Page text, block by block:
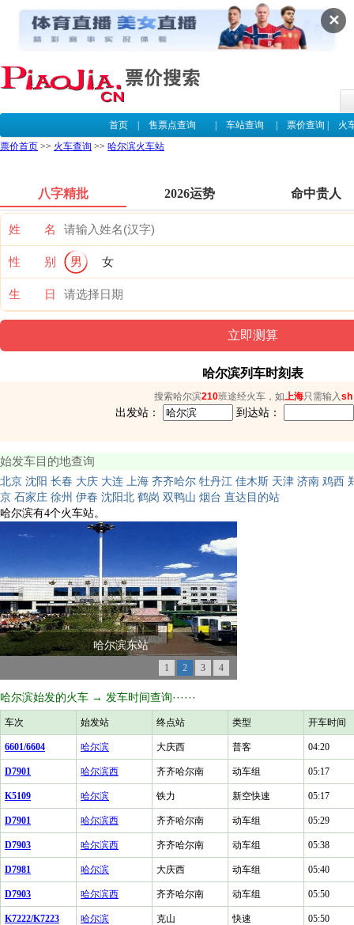
✕
首页| 售票点查询 | 车站查询 | 票价查询 |
火
票价首页 >> 火车查询 >> 哈尔滨火车站
八字精批 2026运势 命中贵人
姓 名
性 别 男 女
生 日
哈尔滨列车时刻表
搜索哈尔滨210班途经火车，如 上海只需输入 sh
出发站： 到达站：
始发车目的地查询
北京 沈阳 长春 大庆 大连 上海 齐齐哈尔 牡丹江 佳木斯 天津 济南 鸡西
京 石家庄 徐州 伊春 沈阳北 鹤岗 双鸭山 烟台 直达目的站
哈尔滨有4个火车站。
哈尔滨东站
1 2 3 4
哈尔滨始发的火车 → 发车时间查询······
车次 始发站 终点站 类型 开车时间
6601/6604 哈尔滨 大庆西 普客 04:20
D7901 哈尔滨西 齐齐哈尔南 动车组 05:17
K5109 哈尔滨 铁力 新空快速 05:17
D7901 哈尔滨西 齐齐哈尔南 动车组 05:29
D7903 哈尔滨西 齐齐哈尔南 动车组 05:38
D7981 哈尔滨 大庆西 动车组 05:40
D7903 哈尔滨西 齐齐哈尔南 动车组 05:50
K7222/K7223 哈尔滨 克山 快速 05:50